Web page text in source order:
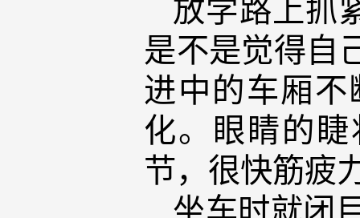
是不是觉得自
进中的车厢
化。眼睛的
节，很快筋疲
坐车时就闭